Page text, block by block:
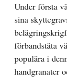
Under första
sina
förbandstäta
populära i
handgranater